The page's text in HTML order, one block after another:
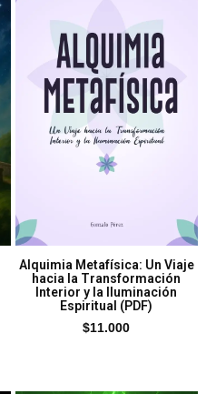
Alquimia Metafísica: Un Viaje
hacia la Transformación
Interior y la Iluminación
Espiritual (PDF)
$11.000